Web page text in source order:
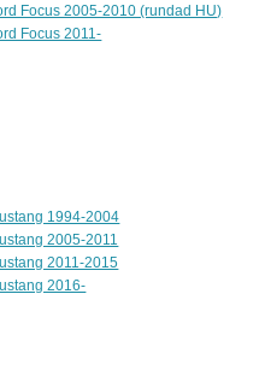
Focus 2005-2010 (rundad HU)
Focus 2011-
1994-2004
2005-2011
2011-2015
2016-